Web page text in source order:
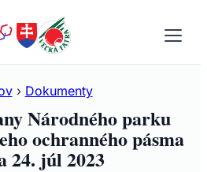
› Dokumenty
Národného parku
ochranného pásma
24. júl 2023